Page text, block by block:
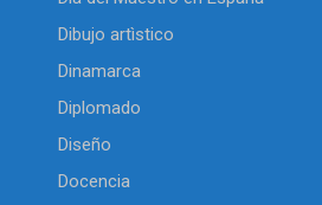
Dibujo artìstico
Dinamarca
Diplomado
Diseño
Docencia